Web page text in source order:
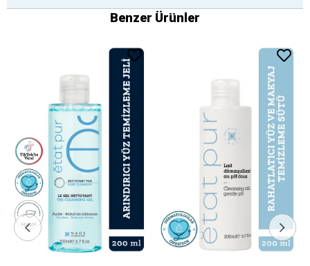
Benzer Ürünler